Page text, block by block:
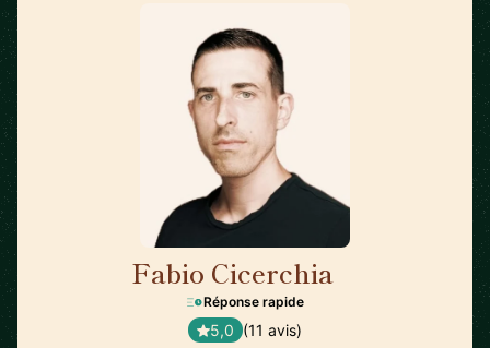
Fabio Cicerchia
Réponse rapide
5,0 (11 avis)